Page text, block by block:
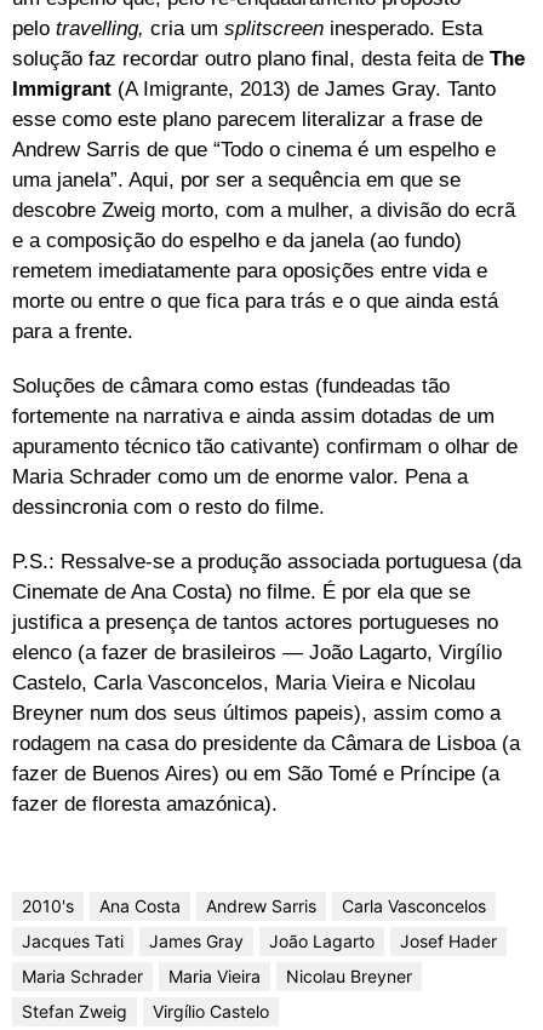
pelo travelling, cria um splitscreen inesperado. Esta
solução faz recordar outro plano final, desta feita de The
Immigrant (A Imigrante, 2013) de James Gray. Tanto
esse como este plano parecem literalizar a frase de
Andrew Sarris de que “Todo o cinema é um espelho e
uma janela”. Aqui, por ser a sequência em que se
descobre Zweig morto, com a mulher, a divisão do ecrã
e a composição do espelho e da janela (ao fundo)
remetem imediatamente para oposições entre vida e
morte ou entre o que fica para trás e o que ainda está
para a frente.
Soluções de câmara como estas (fundeadas tão
fortemente na narrativa e ainda assim dotadas de um
apuramento técnico tão cativante) confirmam o olhar de
Maria Schrader como um de enorme valor. Pena a
dessincronia com o resto do filme.
P.S.: Ressalve-se a produção associada portuguesa (da
Cinemate de Ana Costa) no filme. É por ela que se
justifica a presença de tantos actores portugueses no
elenco (a fazer de brasileiros — João Lagarto, Virgílio
Castelo, Carla Vasconcelos, Maria Vieira e Nicolau
Breyner num dos seus últimos papeis), assim como a
rodagem na casa do presidente da Câmara de Lisboa (a
fazer de Buenos Aires) ou em São Tomé e Príncipe (a
fazer de floresta amazónica).
2010's Ana Costa Andrew Sarris
Carla Vasconcelos
Jacques Tati
James Gray João Lagarto
Josef Hader
Maria Schrader
Maria Vieira
Nicolau Breyner
Stefan Zweig
Virgílio Castelo